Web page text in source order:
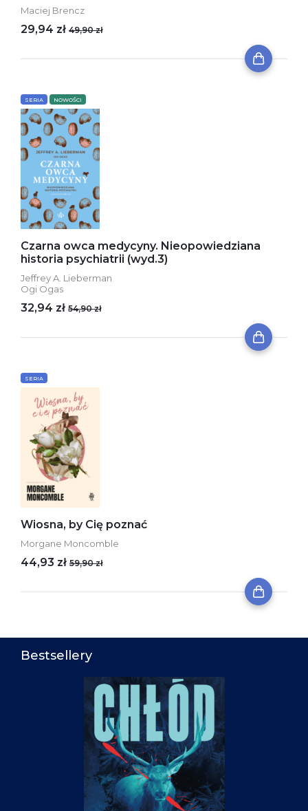
Maciej Brencz
29,94 zł 49,90 zł
SERIA NOWOŚCI
Czarna owca medycyny. Nieopowiedziana
historia psychiatrii (wyd.3)
Jeffrey A. Lieberman
Ogi Ogas
32,94 zł 54,90 zł
SERIA
Wiosna, by Cię poznać
Morgane Moncomble
44,93 zł 59,90 zł
Bestsellery